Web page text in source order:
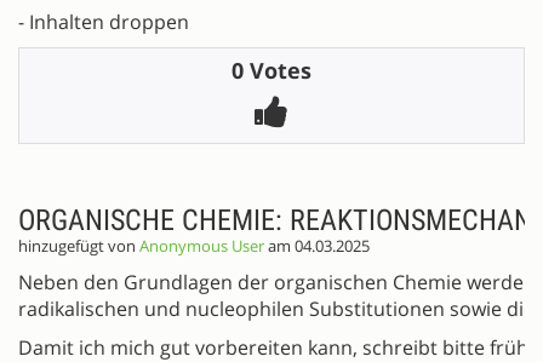
- Inhalten droppen
0 Votes
ORGANISCHE CHEMIE:
hinzugefügt von Anonymous Useram 04.03.2025
Neben den Grundlagen der organischen Chemie
radikalischen und nucleophilen Substitutionen sowie
Damit ich mich gut vorbereiten kann, schreibt bitte